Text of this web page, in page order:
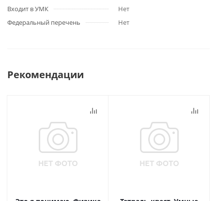
Входит в УМК
Нет
Федеральный перечень
Нет
Рекомендации